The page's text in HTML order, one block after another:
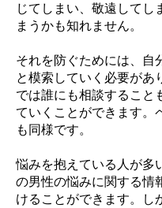
じてしまい、敬遠してし
まうかも知れません。
それを防ぐためには、自
と模索していく必要があ
では誰にも相談すること
ていくことができます。
も同様です。
悩みを抱えている人が多
の男性の悩みに関する情
けることができます。し